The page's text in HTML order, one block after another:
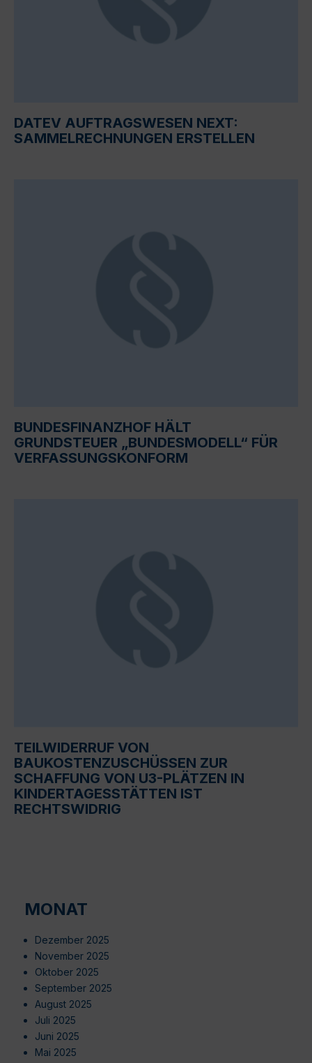
DATEV AUFTRAGSWESEN NEXT:
SAMMELRECHNUNGEN ERSTELLEN
BUNDESFINANZHOF HÄLT
GRUNDSTEUER „BUNDESMODELL“ FÜR
VERFASSUNGSKONFORM
TEILWIDERRUF VON
BAUKOSTENZUSCHÜSSEN ZUR
SCHAFFUNG VON U3-PLÄTZEN IN
KINDERTAGESSTÄTTEN IST
RECHTSWIDRIG
MONAT
Dezember 2025
November 2025
Oktober 2025
September 2025
August 2025
Juli 2025
Juni 2025
Mai 2025